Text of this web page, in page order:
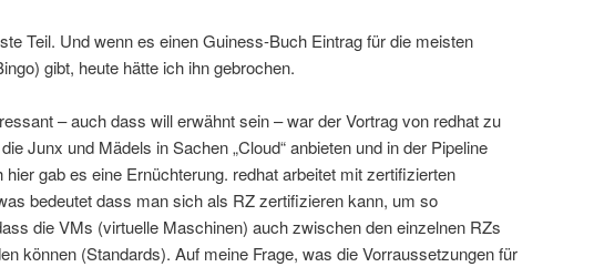
Teil. Und wenn es einen Guiness-Buch Eintrag für die meisten
gibt, heute hätte ich ihn gebrochen.
– auch dass will erwähnt sein – war der Vortrag von redhat zu
Junx und Mädels in Sachen „Cloud“ anbieten und in der Pipeline
hier gab es eine Ernüchterung. redhat arbeitet mit zertifizierten
bedeutet dass man sich als RZ zertifizieren kann, um so
die VMs (virtuelle Maschinen) auch zwischen den einzelnen RZs
können (Standards). Auf meine Frage, was die Vorraussetzungen für